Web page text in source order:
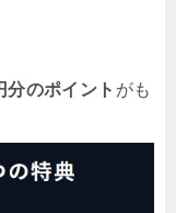
分のポイント がも